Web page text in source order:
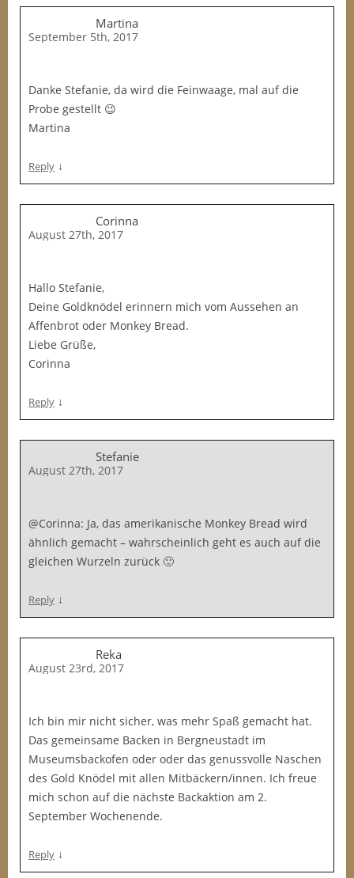
Martina
September 5th, 2017
Danke Stefanie, da wird die Feinwaage, mal auf die
Probe gestellt 😉
Martina
Reply ↓
Corinna
August 27th, 2017
Hallo Stefanie,
Deine Goldknödel erinnern mich vom Aussehen an
Affenbrot oder Monkey Bread.
Liebe Grüße,
Corinna
Reply ↓
Stefanie
August 27th, 2017
@Corinna: Ja, das amerikanische Monkey Bread wird
ähnlich gemacht – wahrscheinlich geht es auch auf die
gleichen Wurzeln zurück 🙂
Reply ↓
Reka
August 23rd, 2017
Ich bin mir nicht sicher, was mehr Spaß gemacht hat.
Das gemeinsame Backen in Bergneustadt im
Museumsbackofen oder oder das genussvolle Naschen
des Gold Knödel mit allen Mitbäckern/innen. Ich freue
mich schon auf die nächste Backaktion am 2.
September Wochenende.
Reply ↓